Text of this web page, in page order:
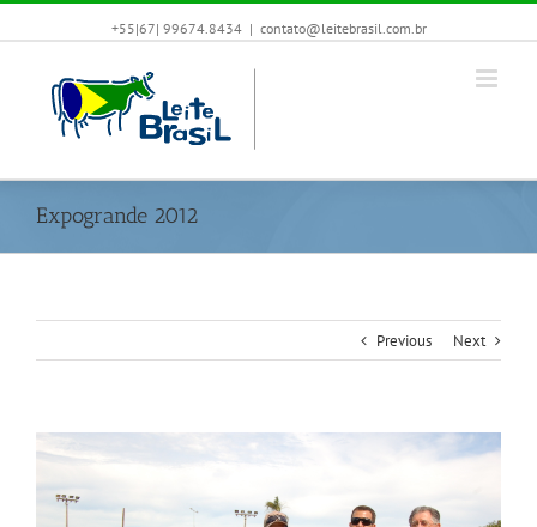
+55|67| 99674.8434 | contato@leitebrasil.com.br
Expogrande 2012
Previous Next
View
Image